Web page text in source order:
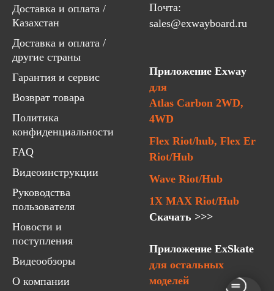
Доставка и оплата /
Казахстан
Доставка и оплата /
другие страны
Гарантия и сервис
Возврат товара
Политика
конфиденциальности
FAQ
Видеоинструкции
Руководства
пользователя
Новости и
поступления
Видеообзоры
О компании
Почта:
sales@exwayboard.ru
Приложение Exway
для
Atlas Carbon 2WD,
4WD
Flex Riot/hub, Flex Er
Riot/Hub
Wave Riot/Hub
1X MAX Riot/Hub
Скачать >>>
Приложение ExSkate
для остальных
моделей